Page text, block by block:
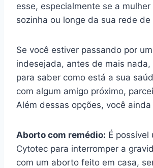
esse, especialmente se a
sozinha ou longe da sua rede de
Se você estiver passando por
indesejada, antes de mais
para saber como está a sua
com algum amigo próximo,
Além dessas opções, você
Aborto com remédio: É possível
Cytotec para interromper a
com um aborto feito em casa,